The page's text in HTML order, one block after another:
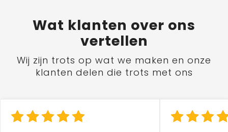
Wat klanten over ons
vertellen
Wij zijn trots op wat we maken en onze
klanten delen die trots met ons